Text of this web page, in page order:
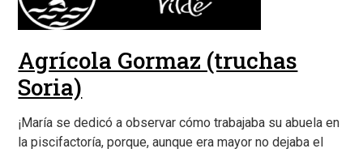
Agrícola Gormaz (truchas
Soria)
¡María se dedicó a observar cómo trabajaba su abuela en
la piscifactoría, porque, aunque era mayor no dejaba el